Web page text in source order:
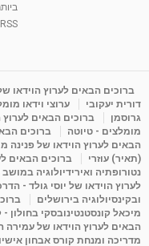
ליסה גרוסמן - המרכז
מדיטציה בדמיון מודרך -
מאת admin 11 שנים 3,648 צפיות
פנינה מתוק - מרכז "נתיב
מדיטציה-התחדשות
Shahar-vod
RSS
ברוכים הבאים לערוץ הוידאו
דורית יעקובי
ערוצי וידאו
גרוסמן
ברוכים הבאים לערוץ
מומלצים - טיוטה
ברוכים
הבאים לערוץ הוידאו של פנינה
(תאיר) עוזרי
ברוכים הבאים
נטורופתיה ואירידיולוגיה
לערוץ הוידאו של יוסי גולד -
ובקינסיולוגיה בירושלים
מיכאל קונסטנטינובסקי בחולון -
הבאים לערוץ הוידאו של
מדריכה ומנחת קורס אבחון